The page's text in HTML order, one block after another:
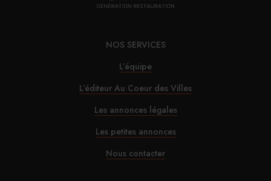
NOS SERVICES
L’équipe
L’éditeur Au Coeur des Villes
Les annonces légales
Les petites annonces
Nous contacter